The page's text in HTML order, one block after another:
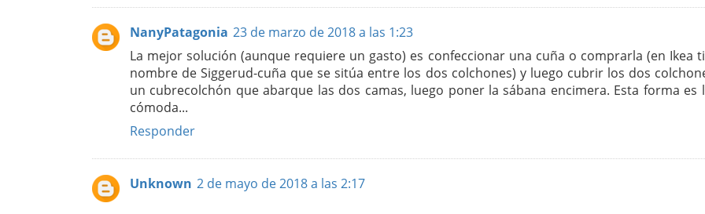
NanyPatagonia 23 de marzo de 2018 a las 1:23
La mejor solución (aunque requiere un gasto) es confeccionar una cuña o comprarla (en Ikea
nombre de Siggerud-cuña que se sitúa entre los dos colchones) y luego cubrir los dos
un cubrecolchón que abarque las dos camas, luego poner la sábana encimera. Esta forma es
cómoda...
Responder
Unknown 2 de mayo de 2018 a las 2:17